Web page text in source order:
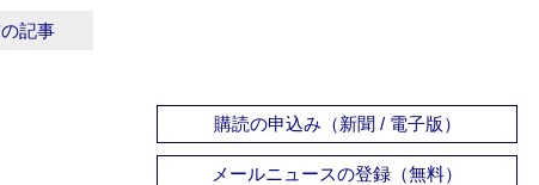
記事
購読の申込み（新聞 / 電子版）
メールニュースの登録（無料）